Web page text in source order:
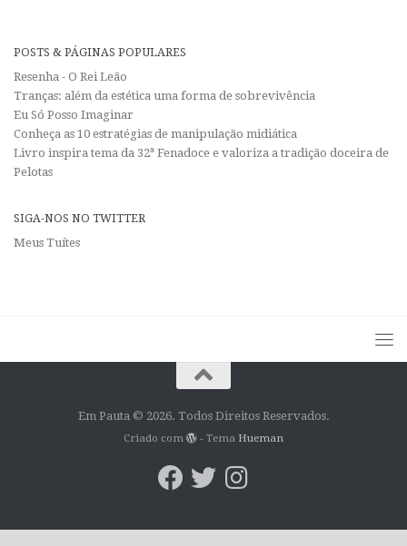
POSTS & PÁGINAS POPULARES
Resenha - O Rei Leão
Tranças: além da estética uma forma de sobrevivência
Eu Só Posso Imaginar
Conheça as 10 estratégias de manipulação midiática
Livro inspira tema da 32ª Fenadoce e valoriza a tradição doceira de
Pelotas
SIGA-NOS NO TWITTER
Meus Tuítes
Em Pauta © 2026. Todos Direitos Reservados.
Criado com - Tema Hueman